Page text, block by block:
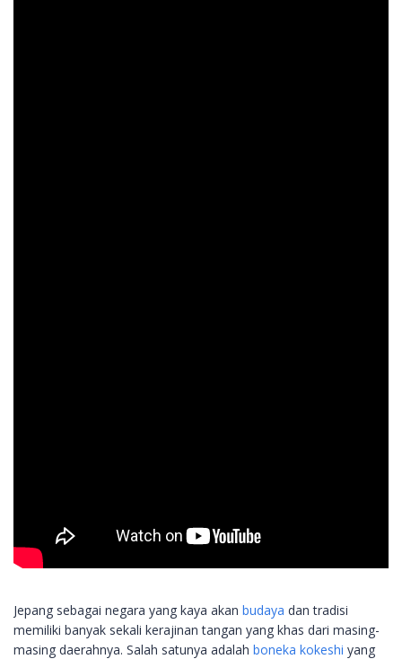
Jepang sebagai negara yang kaya akan budaya dan tradisi
memiliki banyak sekali kerajinan tangan yang khas dari masing-
masing daerahnya. Salah satunya adalah boneka kokeshi yang